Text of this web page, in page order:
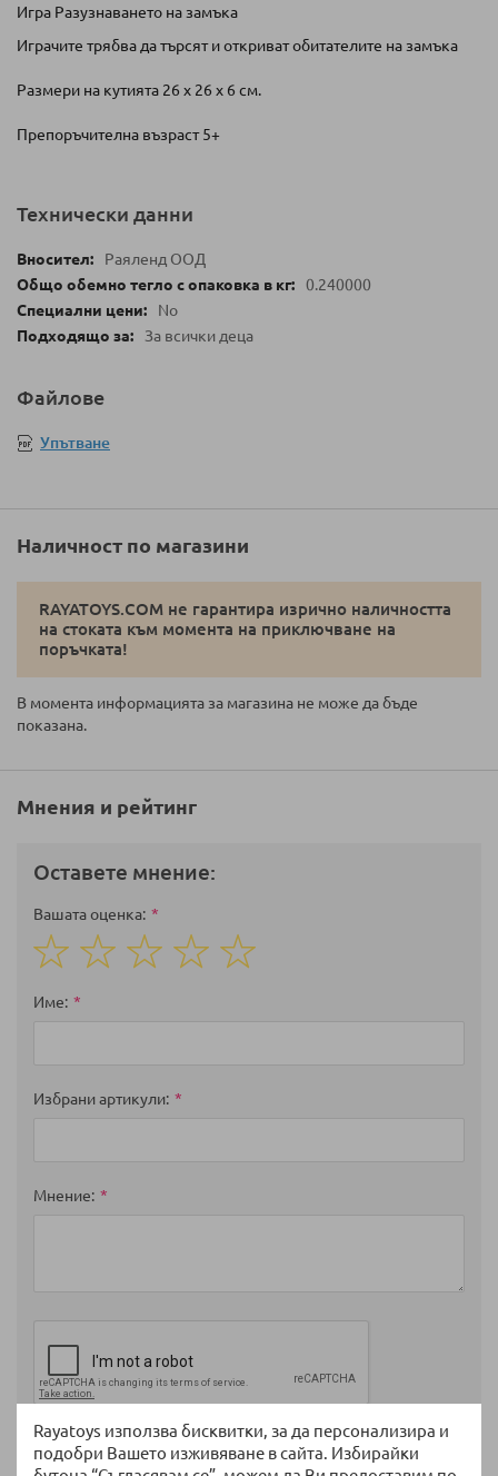
Rayatoys използва бисквитки, за да персонализира и
подобри Вашето изживяване в сайта. Избирайки
Игра Разузнаването на замъка
Играчите трябва да търсят и откриват обитателите на замъка
Размери на кутията 26 x 26 x 6 см.
Препоръчителна възраст 5+
Технически данни
Раяленд ООД
0.240000
No
За всички деца
Файлове
Упътване
Наличност по магазини
RAYATOYS.COM не гарантира изрично наличността
на стоката към момента на приключване на
поръчката!
В момента информацията за магазина не може да бъде
показана.
Мнения и рейтинг
Оставете мнение:
Вашата оценка
star
stars
stars
stars
stars
Име
Избрани артикули
Мнение
Изпратете